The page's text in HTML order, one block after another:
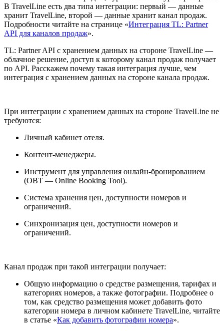
В TravelLine есть два типа интеграции: первый — данные
хранит TravelLine, второй — данные хранит канал продаж.
Подробности читайте на странице «Интеграция TL: Partner
API для каналов продаж».
TL: Partner API с хранением данных на стороне TravelLine —
облачное решение, доступ к которому канал продаж получает
по API. Расскажем почему такая интеграция лучше, чем
интеграция с хранением данных на стороне канала продаж.
При интеграции с хранением данных на стороне TravelLine не
требуются:
Личный кабинет отеля.
Контент-менеджеры.
Инструмент для управления онлайн-бронированием
(OBT — Online Booking Tool).
Система хранения цен, доступности номеров и
ограничений.
Синхронизация цен, доступности номеров и
ограничений.
Канал продаж при такой интеграции получает:
Общую информацию о средстве размещения, тарифах и
категориях номеров, а также фотографии. Подробнее о
том, как средство размещения может добавить фото
категории номера в личном кабинете TravelLine, читайте
в статье «Как добавить фотографии номера».